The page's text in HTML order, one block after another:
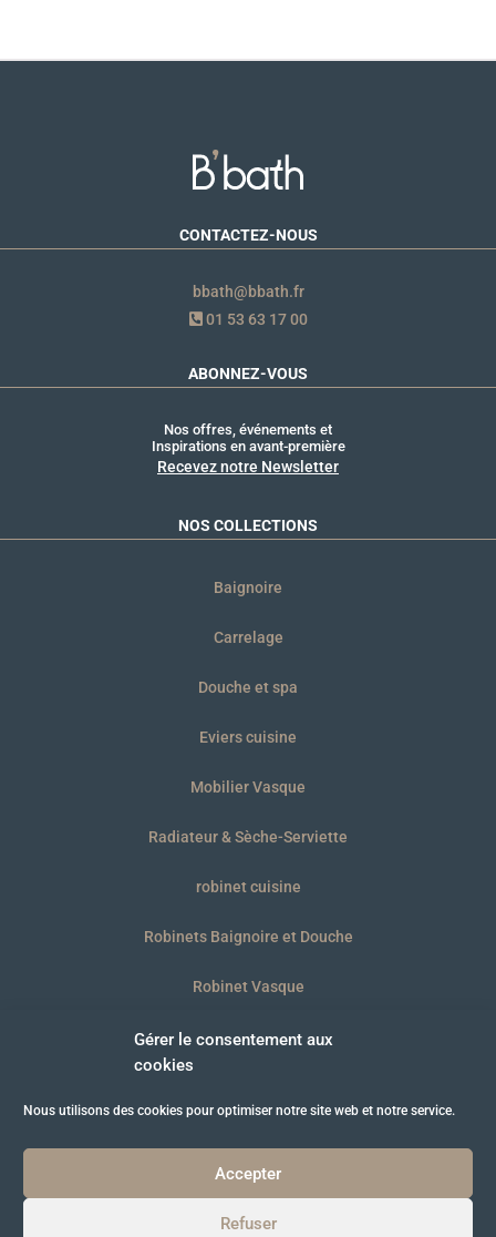
Gérer le consentement aux
cookies
Nous utilisons des cookies pour optimiser notre site web et notre service.
Accepter
Refuser
CONTACTEZ-NOUS
bbath@bbath.fr
01 53 63 17 00
ABONNEZ-VOUS
Nos offres, événements et
Inspirations en avant-première
Recevez notre Newsletter
NOS COLLECTIONS
Baignoire
Carrelage
Douche et spa
Eviers cuisine
Mobilier Vasque
Radiateur & Sèche-Serviette
robinet cuisine
Robinets Baignoire et Douche
Robinet Vasque
WC et plaques